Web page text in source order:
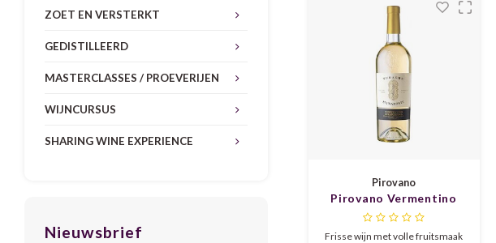
ZOET EN VERSTERKT
GEDISTILLEERD
MASTERCLASSES / PROEVERIJEN
WIJNCURSUS
SHARING WINE EXPERIENCE
Nieuwsbrief
Pirovano
Pirovano Vermentino
di Sardegna
Frisse wijn met volle fruitsmaak